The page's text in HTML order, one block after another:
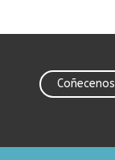
Coñecenos